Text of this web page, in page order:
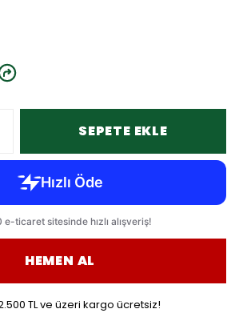
SEPETE EKLE
HEMEN AL
TL ve üzeri kargo ücretsiz!